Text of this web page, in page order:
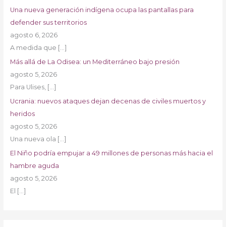
Una nueva generación indígena ocupa las pantallas para
defender sus territorios
agosto 6, 2026
A medida que […]
Más allá de La Odisea: un Mediterráneo bajo presión
agosto 5, 2026
Para Ulises, […]
Ucrania: nuevos ataques dejan decenas de civiles muertos y
heridos
agosto 5, 2026
Una nueva ola […]
El Niño podría empujar a 49 millones de personas más hacia el
hambre aguda
agosto 5, 2026
El […]